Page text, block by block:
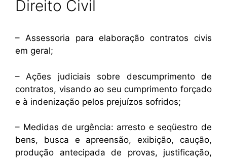
Direito Civil
– Assessoria para elaboração contratos civis
em geral;
– Ações judiciais sobre descumprimento de
contratos, visando ao seu cumprimento forçado
e à indenização pelos prejuízos sofridos;
– Medidas de urgência: arresto e seqüestro de
bens, busca e apreensão, exibição, caução,
produção antecipada de provas, justificação,